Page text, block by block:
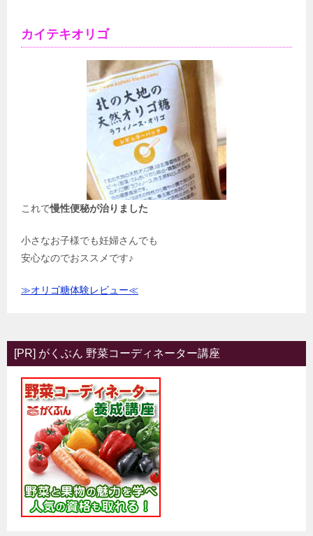
カイテキオリゴ
これで慢性便秘が治りました
小さなお子様でも妊婦さんでも
安心なのでおススメです♪
≫オリゴ糖体験レビュー≪
[PR] がくぶん 野菜コーディネーター講座